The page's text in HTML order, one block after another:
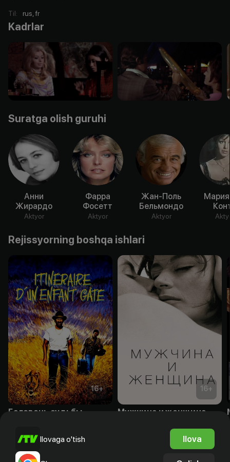
Til: rus, fr
Kadrlar
Suratga olish guruhi
Анни
Жирардо
Aktyor
Фарра
Фосетт
Aktyor
Жан-Поль
Бельмондо
Aktyor
Rejissyorning boshqa ishlari
16+
Баловень судьбы
16+
Мужчина и женщина
Ilovaga o'tish Ilova